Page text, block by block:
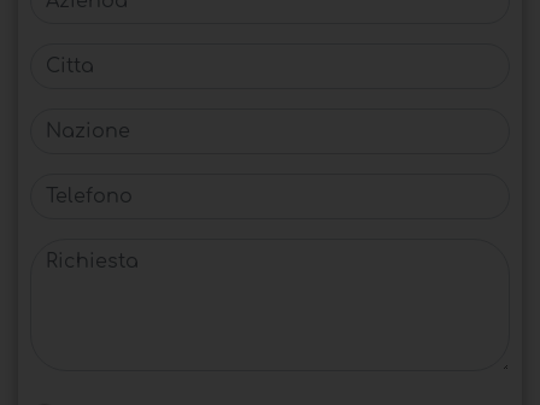
Citta
Nazione
Telefono
Richiesta